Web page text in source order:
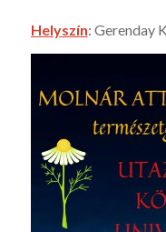
Helyszín: Gerenday